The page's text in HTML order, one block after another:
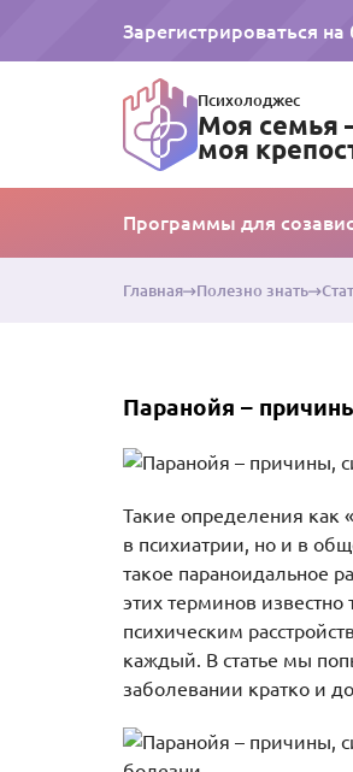
Зарегистрироваться
Психолоджес
Моя семья
моя
Программы для
Главная Полезно знать
Паранойя –
Такие определения как
в психиатрии, но и в
такое параноидальное
этих терминов известно
психическим
каждый. В статье мы
заболевании кратко и